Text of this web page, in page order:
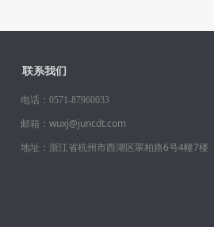
电话： 0571-87960033
邮箱：wuxj@juncdt.com
地址：浙江省杭州市西湖区翠柏路6号4幢7楼
联系我们